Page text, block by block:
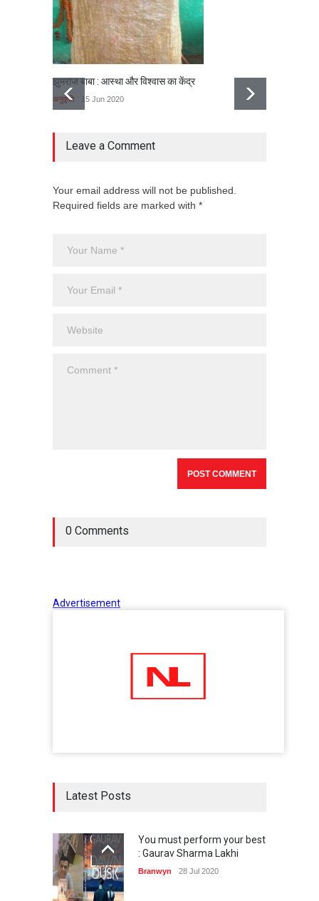
झुमराज बाबा : आस्था और विश्वास का केंद्र
अनुकृति 15 Jun 2020
Leave a Comment
Your email address will not be published.
Required fields are marked with *
0 Comments
Advertisement
Latest Posts
You must perform your best
: Gaurav Sharma Lakhi
Branwyn 28 Jul 2020